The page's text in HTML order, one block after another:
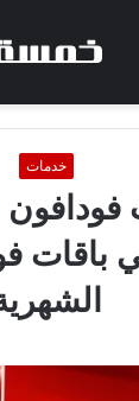
خدمات
باقات